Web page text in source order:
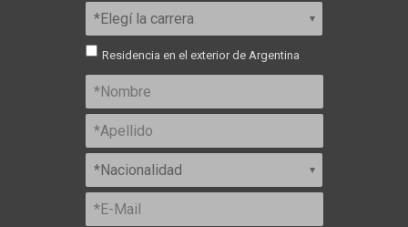
Residencia en el exterior de Argentina